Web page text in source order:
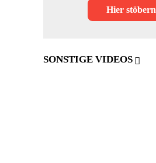
Hier stöbern
SONSTIGE VIDEOS